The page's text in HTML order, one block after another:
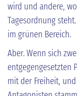
wird und andere,
Tagesordnung
im grünen Bereich.
Aber. Wenn sich
entgegengesetzten
mit der Freiheit,